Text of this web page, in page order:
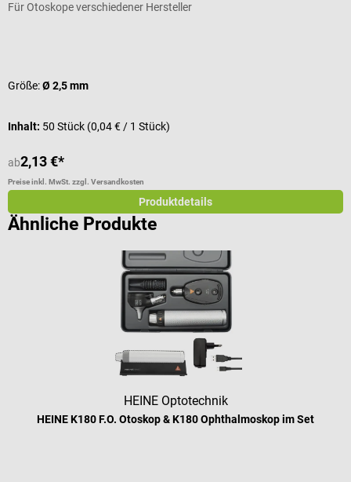
Für Otoskope verschiedener Hersteller
Größe:Ø 2,5 mm
Inhalt: 50 Stück (0,04 € / 1 Stück)
ab2,13 €*
Preise inkl. MwSt. zzgl. Versandkosten
Produktdetails
Ähnliche Produkte
HEINE Optotechnik
HEINE K180 F.O. Otoskop & K180 Ophthalmoskop im Set